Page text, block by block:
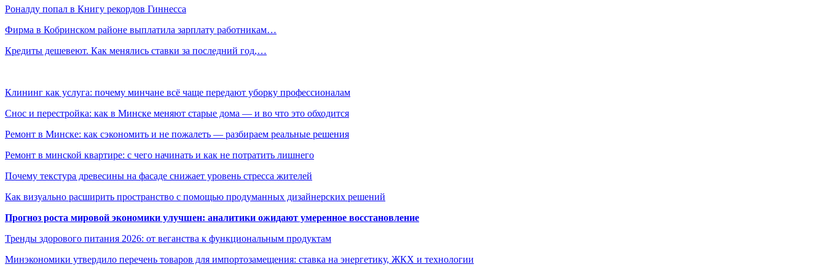
Роналду попал в Книгу рекордов Гиннесса
Фирма в Кобринском районе выплатила зарплату работникам…
Кредиты дешевеют. Как менялись ставки за последний год,…
Клининг как услуга: почему минчане всё чаще передают уборку профессионалам
Снос и перестройка: как в Минске меняют старые дома — и во что это обходится
Ремонт в Минске: как сэкономить и не пожалеть — разбираем реальные решения
Ремонт в минской квартире: с чего начинать и как не потратить лишнего
Почему текстура древесины на фасаде снижает уровень стресса жителей
Как визуально расширить пространство с помощью продуманных дизайнерских решений
Прогноз роста мировой экономики улучшен: аналитики ожидают умеренное восстановление
Тренды здорового питания 2026: от веганства к функциональным продуктам
Минэкономики утвердило перечень товаров для импортозамещения: ставка на энергетику, ЖКХ и технологии